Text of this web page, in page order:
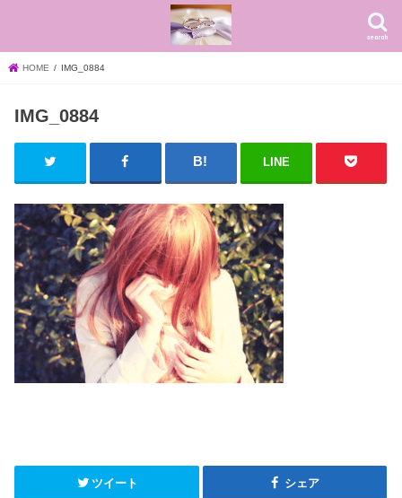
search
HOME IMG_0884
IMG_0884
LINE
ツイート シェア